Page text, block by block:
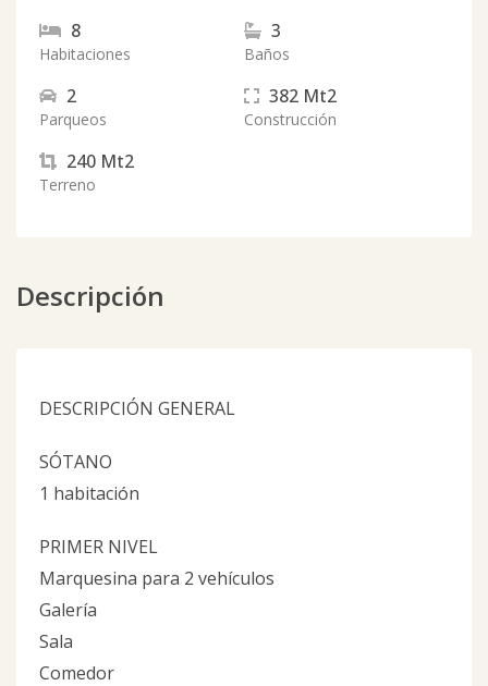
8
Habitaciones
3
Baños
2
Parqueos
382 Mt2
Construcción
240 Mt2
Terreno
Descripción
DESCRIPCIÓN GENERAL
SÓTANO
1 habitación
PRIMER NIVEL
Marquesina para 2 vehículos
Galería
Sala
Comedor